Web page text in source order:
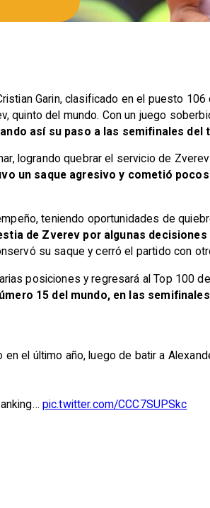
Garin, clasificado en el puesto
quinto del mundo. Con un juego
así su paso a las semifinales del
logrando quebrar el servicio de
un saque agresivo y cometió
teniendo oportunidades de
de Zverev por algunas
su saque y cerró el partido con
posiciones y regresará al Top 100
15 del mundo, en las
en el último año, luego de batir a
pic.twitter.com/CCC7SUPSkc